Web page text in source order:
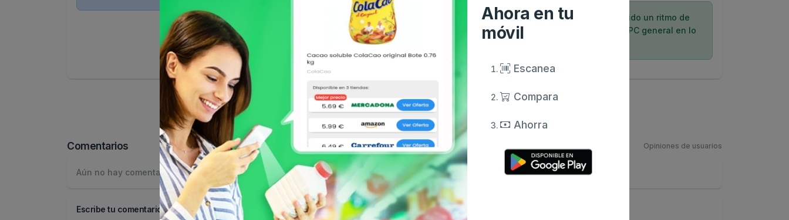
Este producto ha mantenido un ritmo de
inflación por debajo del IPC general en lo
Comentarios Opiniones de usuarios
Aún no hay comentarios.
Escribe tu comentario
Ahora en tu
móvil
Escanea
Compara
Ahorra